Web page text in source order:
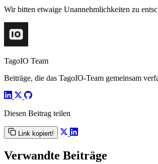
Wir bitten etwaige Unannehmlichkeiten zu
TagoIO Team
Beiträge, die das TagoIO-Team gemeinsam
Diesen Beitrag teilen
Link kopiert!
Verwandte Beiträge